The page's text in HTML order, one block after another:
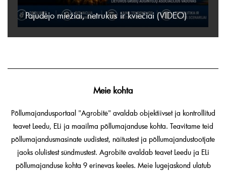
Pajudėjo miežiai, netrukus ir kviečiai (VIDEO)
Meie kohta
Põllumajandusportaal "Agrobitė" avaldab objektiivset ja kontrollitud
teavet Leedu, ELi ja maailma põllumajanduse kohta. Teavitame teid
põllumajandusmasinate uudistest, näitustest ja põllumajandustootjate
jaoks olulistest sündmustest. Agrobitė avaldab teavet Leedu ja ELi
põllumajanduse kohta 9 erinevas keeles. Meie lugejaskond ulatub